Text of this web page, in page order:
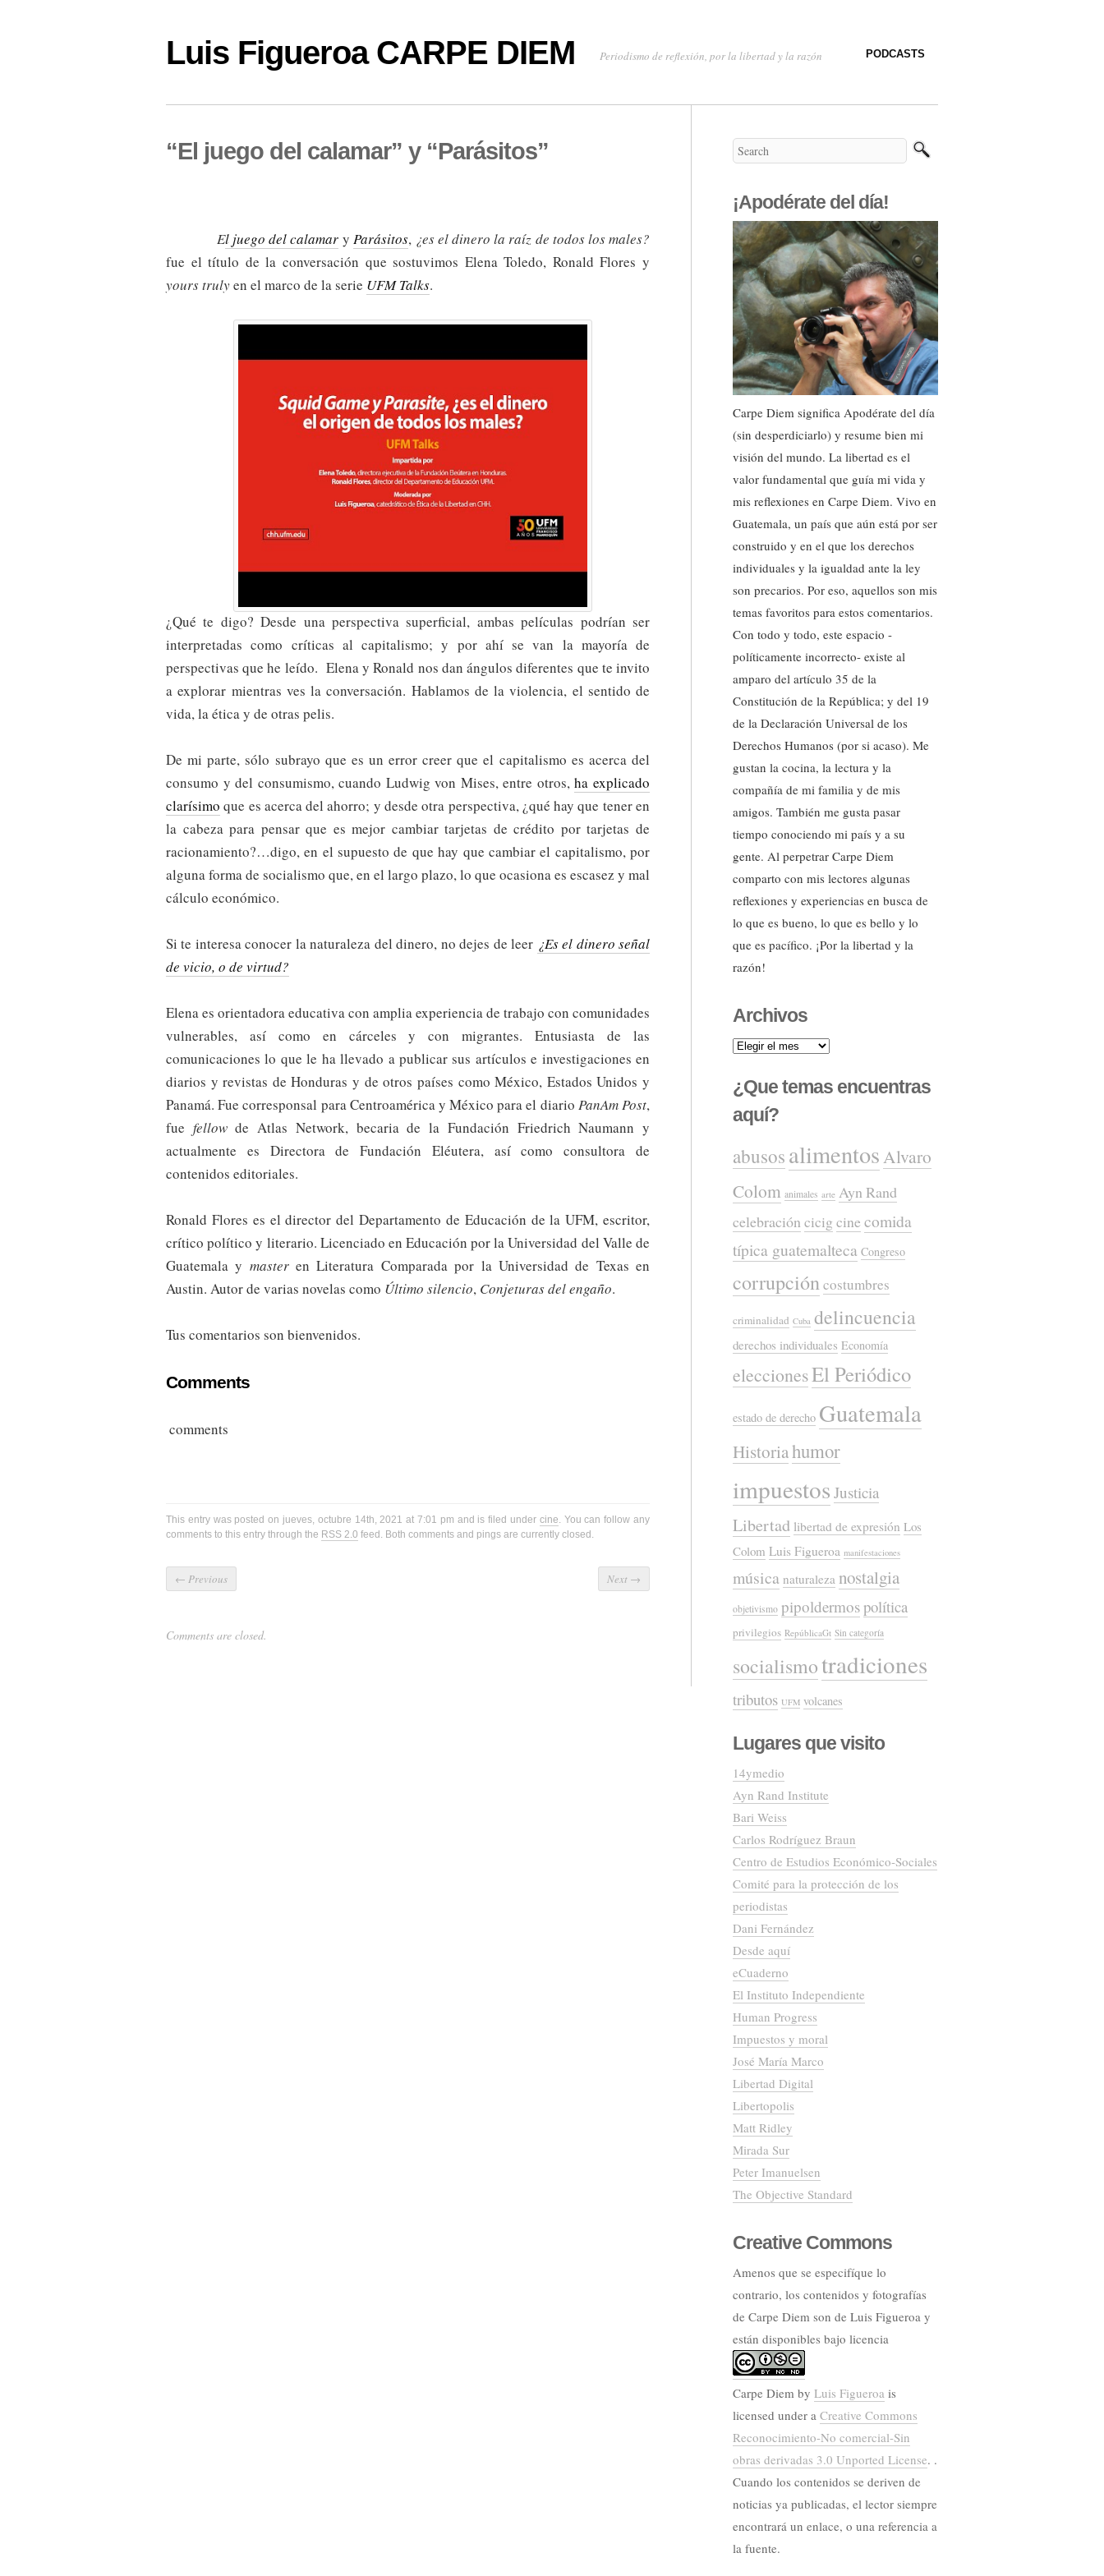
Luis Figueroa CARPE DIEM Periodismo de reflexión, por la libertad y la razón PODCASTS
“El juego del calamar” y “Parásitos”
El juego del calamar y Parásitos, ¿es el dinero la raíz de todos los males?
fue el título de la conversación que sostuvimos Elena Toledo, Ronald Flores y
yours trulyen el marco de la serie UFM Talks.
¿Qué te digo? Desde una perspectiva superficial, ambas películas podrían ser
interpretadas como críticas al capitalismo; y por ahí se van la mayoría de
perspectivas que he leído. Elena y Ronald nos dan ángulos diferentes que te invito
a explorar mientras ves la conversación. Hablamos de la violencia, el sentido de
vida, la ética y de otras pelis.
De mi parte, sólo subrayo que es un error creer que el capitalismo es acerca del
consumo y del consumismo, cuando Ludwig von Mises, entre otros,ha explicado
clarísimo que es acerca del ahorro; y desde otra perspectiva, ¿qué hay que tener en
la cabeza para pensar que es mejor cambiar tarjetas de crédito por tarjetas de
racionamiento?…digo, en el supuesto de que hay que cambiar el capitalismo, por
alguna forma de socialismo que, en el largo plazo, lo que ocasiona es escasez y mal
cálculo económico.
Si te interesa conocer la naturaleza del dinero, no dejes de leer ¿Es el dinero señal
de vicio, o de virtud?
Elena es orientadora educativa con amplia experiencia de trabajo con comunidades
vulnerables, así como en cárceles y con migrantes. Entusiasta de las
comunicaciones lo que le ha llevado a publicar sus artículos e investigaciones en
diarios y revistas de Honduras y de otros países como México, Estados Unidos y
Panamá. Fue corresponsal para Centroamérica y México para el diario PanAm Post,
fue fellowde Atlas Network, becaria de la Fundación Friedrich Naumann y
actualmente es Directora de Fundación Eléutera, así como consultora de
contenidos editoriales.
Ronald Flores es el director del Departamento de Educación de la UFM, escritor,
crítico político y literario. Licenciado en Educación por la Universidad del Valle de
Guatemala y masteren Literatura Comparada por la Universidad de Texas en
Austin. Autor de varias novelas como Último silencio, Conjeturas del engaño.
Tus comentarios son bienvenidos.
Comments
comments
This entry was posted on jueves, octubre 14th, 2021 at 7:01 pm and is filed under cine. You can follow any
comments to this entry through the RSS 2.0 feed. Both comments and pings are currently closed.
← Previous Next →
Comments are closed.
¡Apodérate del día!
Carpe Diem significa Apodérate del día
(sin desperdiciarlo) y resume bien mi
visión del mundo. La libertad es el
valor fundamental que guía mi vida y
mis reflexiones en Carpe Diem. Vivo en
Guatemala, un país que aún está por ser
construido y en el que los derechos
individuales y la igualdad ante la ley
son precarios. Por eso, aquellos son mis
temas favoritos para estos comentarios.
Con todo y todo, este espacio -
políticamente incorrecto- existe al
amparo del artículo 35 de la
Constitución de la República; y del 19
de la Declaración Universal de los
Derechos Humanos (por si acaso). Me
gustan la cocina, la lectura y la
compañía de mi familia y de mis
amigos. También me gusta pasar
tiempo conociendo mi país y a su
gente. Al perpetrar Carpe Diem
comparto con mis lectores algunas
reflexiones y experiencias en busca de
lo que es bueno, lo que es bello y lo
que es pacífico. ¡Por la libertad y la
razón!
Archivos
Archivos
¿Que temas encuentras
aquí?
abusos alimentosAlvaro
Colom animales arte Ayn Rand
celebración cicig cine comida
típica guatemalteca Congreso
corrupcióncostumbres
criminalidad Cuba delincuencia
derechos individuales Economía
eleccionesEl Periódico
estado de derecho Guatemala
Historiahumor
impuestos Justicia
Libertad libertad de expresión Los
Colom Luis Figueroa manifestaciones
música naturaleza nostalgia
objetivismo pipoldermospolítica
privilegios RepúblicaGt Sin categoría
socialismotradiciones
tributos UFM volcanes
Lugares que visito
14ymedio
Ayn Rand Institute
Bari Weiss
Carlos Rodríguez Braun
Centro de Estudios Económico-Sociales
Comité para la protección de los
periodistas
Dani Fernández
Desde aquí
eCuaderno
El Instituto Independiente
Human Progress
Impuestos y moral
José María Marco
Libertad Digital
Libertopolis
Matt Ridley
Mirada Sur
Peter Imanuelsen
The Objective Standard
Creative Commons
Amenos que se especifíque lo
contrario, los contenidos y fotografías
de Carpe Diem son de Luis Figueroa y
están disponibles bajo licencia
Carpe Diem by Luis Figueroa is
licensed under a Creative Commons
Reconocimiento-No comercial-Sin
obras derivadas 3.0 Unported License. .
Cuando los contenidos se deriven de
noticias ya publicadas, el lector siempre
encontrará un enlace, o una referencia a
la fuente.